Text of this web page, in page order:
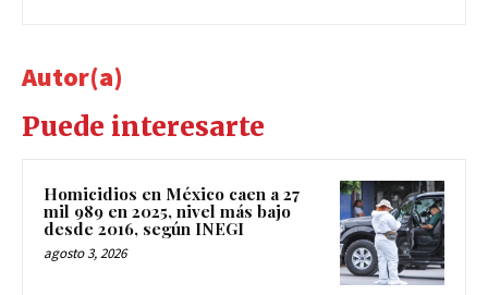
Autor(a)
Puede interesarte
Homicidios en México caen a 27
mil 989 en 2025, nivel más bajo
desde 2016, según INEGI
agosto 3, 2026